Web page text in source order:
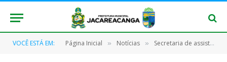
VOCÊ ESTÁ EM: Página Inicial » Notícias » Secretaria de assistência social através do setor de identificação estão preenchendo os formulários para tirada de novas identidades.